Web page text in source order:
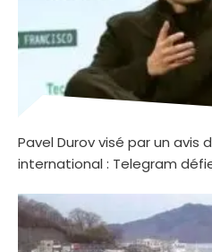
Pavel Durov visé par un avis
international : Telegram